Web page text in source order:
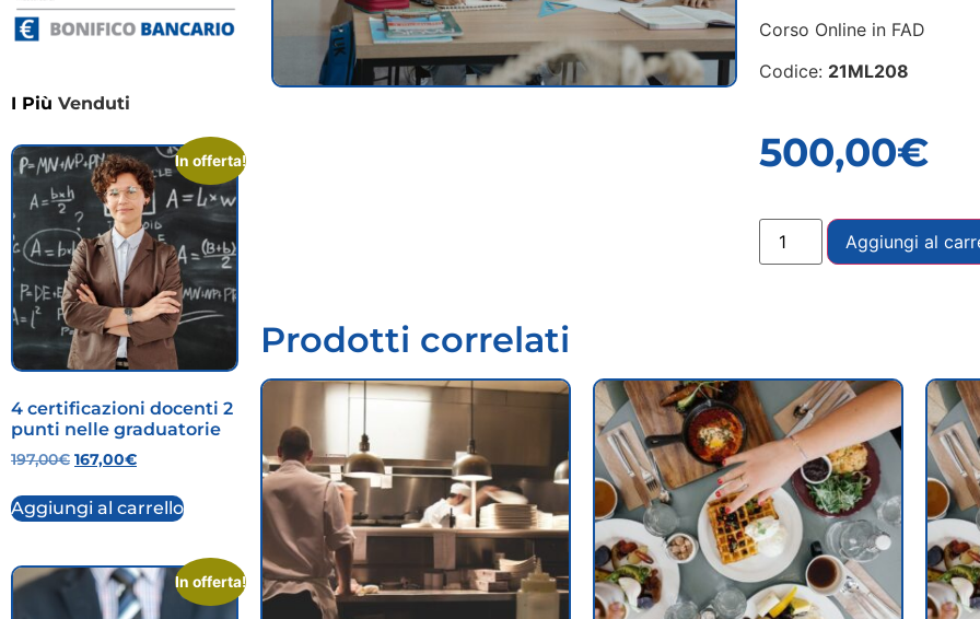
I Più Venduti
In offerta!
4 certificazioni docenti 2
punti nelle graduatorie
197,00€ 167,00€
Aggiungi al carrello
In offerta!
Corso Online in FAD
Codice: 21ML208
500,00€
Aggiungi al
Prodotti correlati